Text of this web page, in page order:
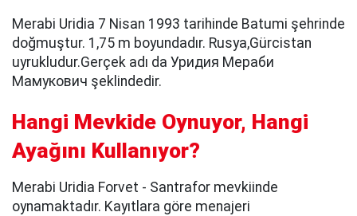
Merabi Uridia 7 Nisan 1993 tarihinde Batumi şehrinde
doğmuştur. 1,75 m boyundadır. Rusya,Gürcistan
uyrukludur.Gerçek adı da Уридия Мераби
Мамукович şeklindedir.
Hangi Mevkide Oynuyor, Hangi
Ayağını Kullanıyor?
Merabi Uridia Forvet - Santrafor mevkiinde
oynamaktadır. Kayıtlara göre menajeri